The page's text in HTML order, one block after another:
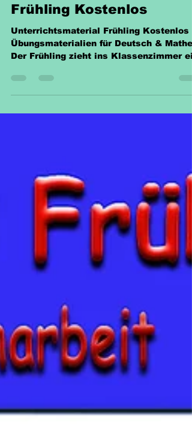
Unterrichtsmaterial
Frühling Kostenlos
Unterrichtsmaterial Frühling Kostenlos -
Übungsmaterialien für Deutsch & Mathe
Der Frühling zieht ins Klassenzimmer
eine Auswahl an kostenlosen
fächerübergreifenden Unterricht.